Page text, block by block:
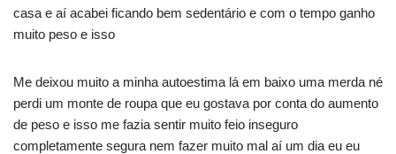
casa e aí acabei ficando bem sedentário e com o tempo ganho
muito peso e isso
Me deixou muito a minha autoestima lá em baixo uma merda né
perdi um monte de roupa que eu gostava por conta do aumento
de peso e isso me fazia sentir muito feio inseguro
completamente segura nem fazer muito mal aí um dia eu eu